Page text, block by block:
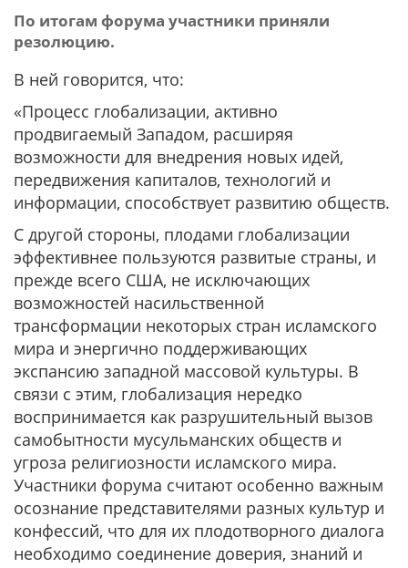
По итогам форума участники приняли
резолюцию.
В ней говорится, что:
«Процесс глобализации, активно
продвигаемый Западом, расширяя
возможности для внедрения новых идей,
передвижения капиталов, технологий и
информации, способствует развитию обществ.
С другой стороны, плодами глобализации
эффективнее пользуются развитые страны, и
прежде всего США, не исключающих
возможностей насильственной
трансформации некоторых стран исламского
мира и энергично поддерживающих
экспансию западной массовой культуры. В
связи с этим, глобализация нередко
воспринимается как разрушительный вызов
самобытности мусульманских обществ и
угроза религиозности исламского мира.
Участники форума считают особенно важным
осознание представителями разных культур и
конфессий, что для их плодотворного диалога
необходимо соединение доверия, знаний и